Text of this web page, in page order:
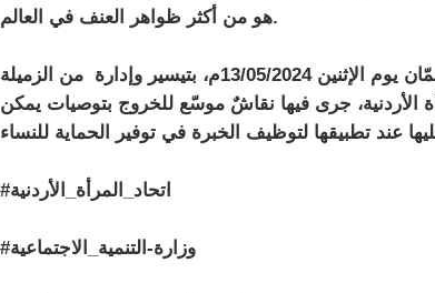
هو من أكثر ظواهر العنف في العالم.
والجلسة النقاشية التي جرت في فندق هيلتون عمّان يوم الإثنين 13/05/2024م، بتيسير وإدارة من الزميلة
الأردنية، جرى فيها نقاشٌ موسّع للخروج بتوصيات يمكن
عند تطبيقها
#اتحاد_المرأة_الأردنية
#وزارة-التنمية_الاجتماعية